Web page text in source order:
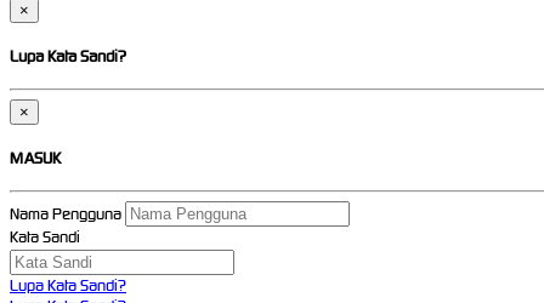
×
Lupa Kata Sandi?
×
MASUK
Nama Pengguna
Kata Sandi
Lupa Kata Sandi?